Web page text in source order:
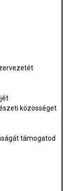
közösséget
támogatod